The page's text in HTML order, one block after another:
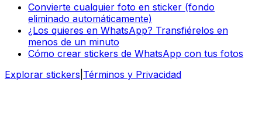
Convierte cualquier foto en sticker (fondo
eliminado automáticamente)
¿Los quieres en WhatsApp? Transfiérelos en
menos de un minuto
Cómo crear stickers de WhatsApp con tus fotos
Explorar stickers Términos y Privacidad